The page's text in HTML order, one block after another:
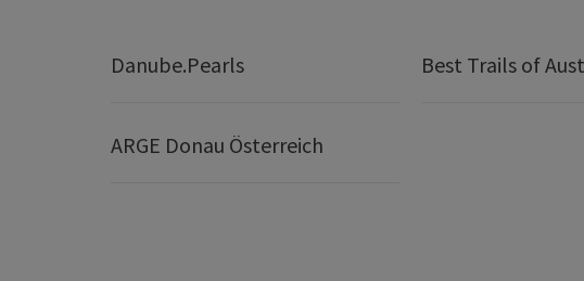
Danube.Pearls Best Trails of
ARGE Donau Österreich